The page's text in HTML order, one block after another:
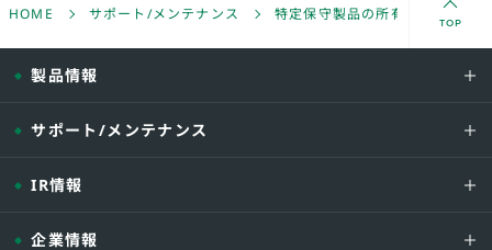
HOME サポート/メンテナンス 特定保守製品の所有者登録TOP
製品情報
サポート/メンテナンス
IR情報
企業情報